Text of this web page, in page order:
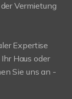
Vermietung
Expertise
Haus oder
Sie uns an -